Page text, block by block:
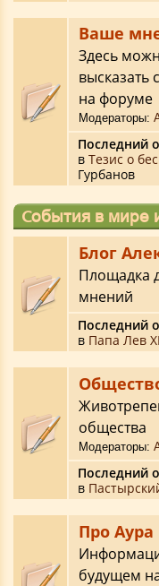
Ваше
Здесь
высказать
на форуме
Модераторы:
Последний
в Тезис о
Гурбанов
События в мире
Блог
Площадка
мнений
Последний
в Папа Лев
общества
Модераторы:
Последний
в
Про Аура
будущем